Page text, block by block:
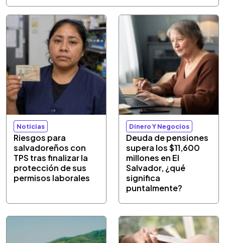
Noticias
Riesgos para
salvadoreños con
TPS tras finalizar la
protección de sus
permisos laborales
Dinero Y Negocios
Deuda de pensiones
supera los $11,600
millones en El
Salvador, ¿qué
significa
puntalmente?